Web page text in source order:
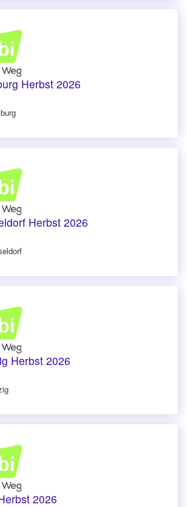
Herbst 2026
Herbst 2026
Herbst 2026
2026